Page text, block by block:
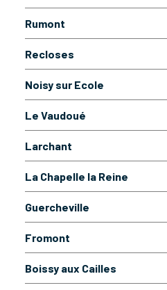
Rumont
Recloses
Noisy sur Ecole
Le Vaudoué
Larchant
La Chapelle la Reine
Guercheville
Fromont
Boissy aux Cailles